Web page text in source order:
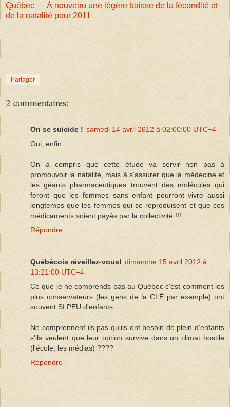
Québec — À nouveau une légère baisse de la fécondité et
de la natalité pour 2011
Partager
2 commentaires:
On se suicide ! samedi 14 avril 2012 à 02:00:00 UTC−4
Oui, enfin.
On a compris que cette étude va servir non pas à
promouvoir la natalité, mais à s'assurer que la médecine et
les géants pharmaceutiques trouvent des molécules qui
feront que les femmes sans enfant pourront vivre aussi
longtemps que les femmes qui se reproduisent et que ces
médicaments soient payés par la collectivité !!!
Répondre
Québécois réveillez-vous! dimanche 15 avril 2012 à
13:21:00 UTC−4
Ce que je ne comprends pas au Québec c'est comment les
plus conservateurs (les gens de la CLÉ par exemple) ont
souvent SI PEU d'enfants.
Ne comprennent-ils pas qu'ils ont besoin de plein d'enfants
s'ils veulent que leur option survive dans un climat hostile
(l'école, les médias) ????
Répondre